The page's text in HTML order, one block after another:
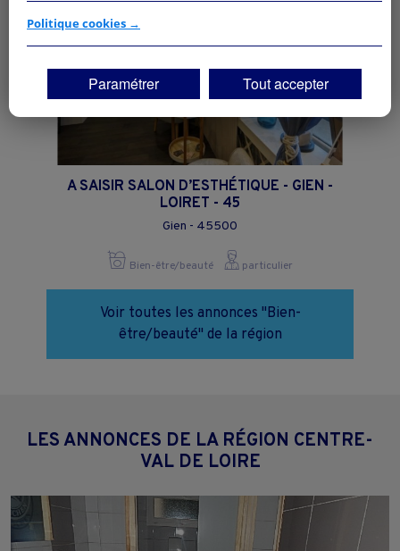
A SAISIR SALON D’ESTHÉTIQUE - GIEN -
LOIRET - 45
Gien - 45500
Bien-être/beauté particulier
Voir toutes les annonces "Bien-
être/beauté" de la région
LES ANNONCES DE LA RÉGION CENTRE-
VAL DE LOIRE
Si vous continuez sans accepter, les fonctionnalités liées à la
vos centres d'intérêt. Seuls lescookies/traceurs techniquesseront
déposés et lus sur votre terminal.
Vous pouvez exprimer vos choix en cliquant sur "Tout accepter",
"Continuer sans accepter" ou "Paramétrer", et les modifier à tout
moment en cliquant sur le lien "Paramétrez vos choix" situé en bas de
Politique cookies →
Paramétrer Tout accepter